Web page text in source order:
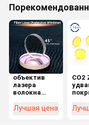
объектив
лазера
волокна
20x1mm
Лучшая цена
СО2